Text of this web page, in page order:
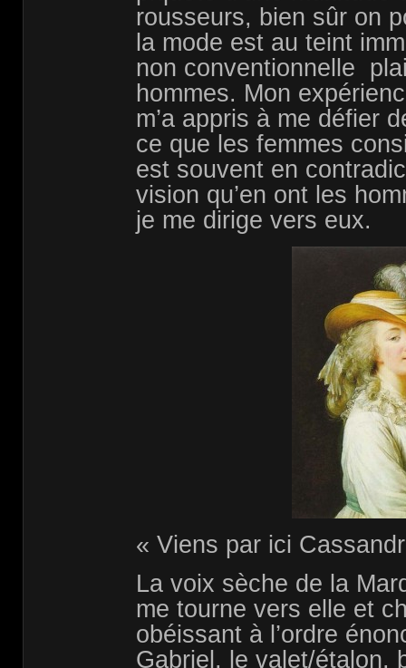
rousseurs, bien sûr on
la mode est au teint
non conventionnelle
hommes. Mon
m’a appris à me défier
ce que les femmes
est souvent en
vision qu’en ont les
je me dirige vers eux.
« Viens par ici
La voix sèche de la
me tourne vers elle et
obéissant à l’ordre
Gabriel, le valet/étalon,